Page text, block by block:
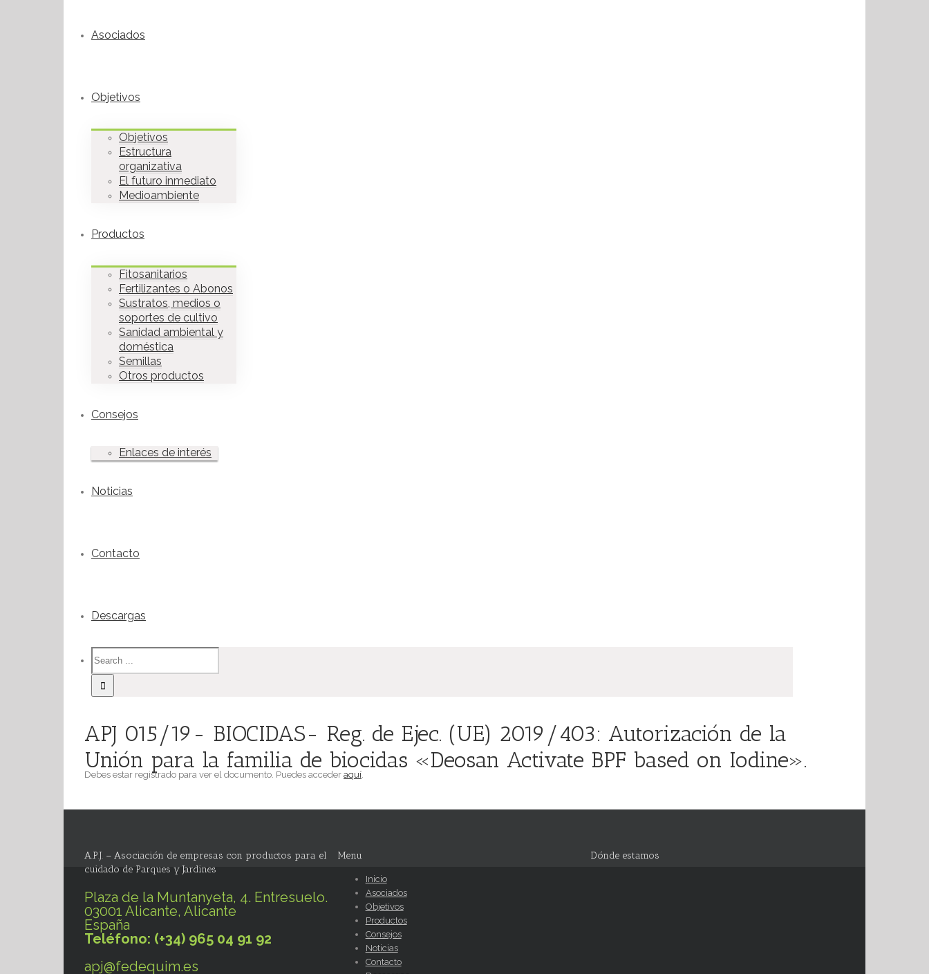
Asociados
Objetivos
Objetivos
Estructura
organizativa
El futuro inmediato
Medioambiente
Productos
Fitosanitarios
Fertilizantes o Abonos
Sustratos, medios o
soportes de cultivo
Sanidad ambiental y
doméstica
Semillas
Otros productos
Consejos
Enlaces de interés
Noticias
Contacto
Descargas
APJ 015/19- BIOCIDAS- Reg. de Ejec. (UE) 2019/403: Autorización de la
Unión para la familia de biocidas «Deosan Activate BPF based on Iodine».
Debes estar registrado para ver el documento. Puedes acceder aquí.
A.P.J. – Asociación de empresas con productos para el
cuidado de Parques y Jardines
Plaza de la Muntanyeta, 4. Entresuelo.
03001 Alicante, Alicante
España
Teléfono: (+34) 965 04 91 92
apj@fedequim.es
Menu
Inicio
Asociados
Objetivos
Productos
Consejos
Noticias
Contacto
Dónde estamos